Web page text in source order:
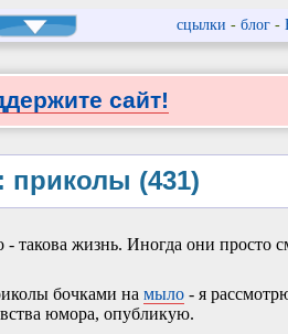
сцылки - блог-
сайт!
приколы (431)
- такова жизнь. Иногда они просто
бочками на мыло - я
юмора, опубликую.